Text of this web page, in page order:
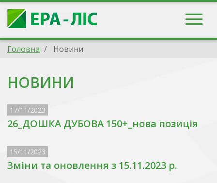
Головна Новини
НОВИНИ
17/11/2023
26_ДОШКА ДУБОВА 150+_нова позиція
15/11/2023
Зміни та оновлення з 15.11.2023 р.